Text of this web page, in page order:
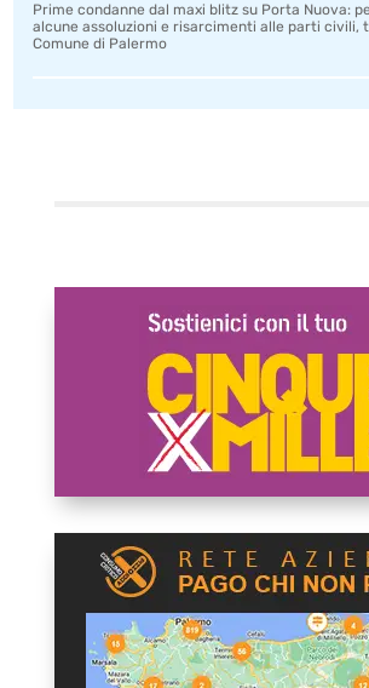
Prime condanne dal maxi blitz su Porta Nuova:
alcune assoluzioni e risarcimenti alle parti civili,
Comune di Palermo